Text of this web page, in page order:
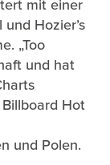
mit einer
Hozier’s
„Too
und hat
Hot
und Polen​​.